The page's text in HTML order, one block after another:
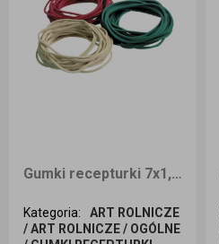
Gumki recepturki 7x1,5 1kg
Kategoria:
ART ROLNICZE
/ ART ROLNICZE / OGÓLNE